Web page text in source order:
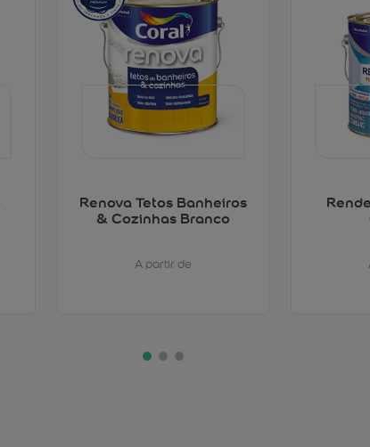
Renova Tetos Banheiros
& Cozinhas Branco
A partir de